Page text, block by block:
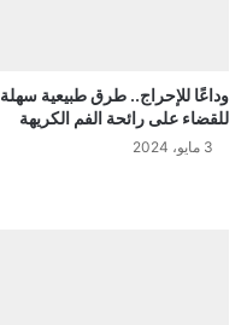
وداعًا للإحراج.. طرق طبيعية سهلة
للقضاء على رائحة الفم الكريهة
3 مايو، 2024